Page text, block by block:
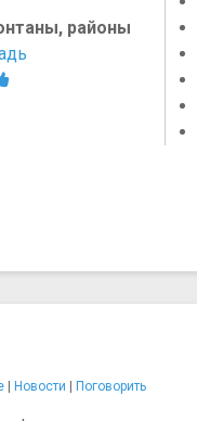
районы
| Новости Поговорить